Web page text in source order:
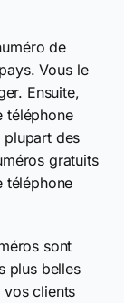
de
Vous le
Ensuite,
téléphone
plupart des
gratuits
téléphone
sont
plus belles
vos clients